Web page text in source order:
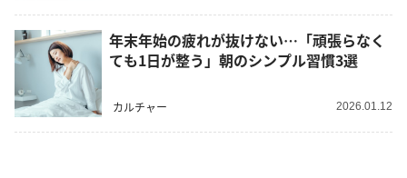
年末年始の疲れが抜けない…「頑張らなく
ても1日が整う」朝のシンプル習慣3選
カルチャー 2026.01.12